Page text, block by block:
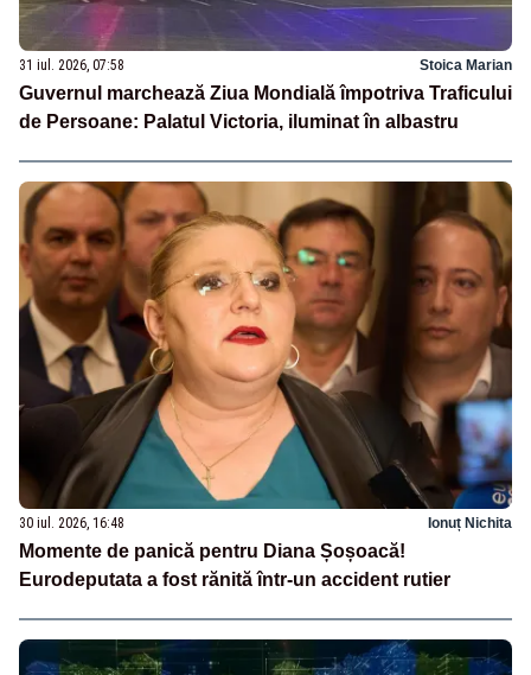
31 iul. 2026, 07:58 Stoica Marian
Guvernul marchează Ziua Mondială împotriva Traficului
de Persoane: Palatul Victoria, iluminat în albastru
30 iul. 2026, 16:48 Ionuț Nichita
Momente de panică pentru Diana Șoșoacă!
Eurodeputata a fost rănită într-un accident rutier